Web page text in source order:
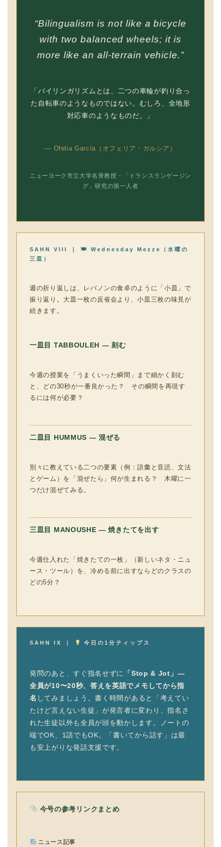
“Bilingualism is not like a bicycle
with two balanced wheels; it is
more like an all-terrain vehicle.”
「バイリンガリズムとは、二つの車輪が釣り合っ
た自転車のようなものではない。むしろ、全地形
対応車のようなものだ。」
— Ofelia García（オフェリア・ガルシア）
ニューヨーク市立大学名誉教授・「トランスランゲージン
グ」研究の第一人者
SAHN VIII ｜ 🍽 Wednesday Mezze（水曜の
三皿）
週の折り返しは、レバノンの食卓のように「小皿」で
振り返り。大皿一枚の反省会より、小皿三枚の味見が
続きます。
一皿目 TABBOULEH — 刻む
今週の授業を「うまくいった瞬間」まで細かく刻む
と、どの30秒が一番良かった？ その瞬間を再現す
るには何が必要？
二皿目 HUMMUS — 混ぜる
別々に教えている二つの要素（例：語彙と音読、文法
とゲーム）を「混ぜたら」何が生まれる？ 木曜に一
つだけ混ぜてみる。
三皿目 MANOUSHE — 焼きたてを出す
今週仕入れた「焼きたての一枚」（新しいネタ・ニュ
ース・ツール）を、冷める前に出すならどのクラスの
どの5分？
SAHN IX ｜ 今日の1分ティップス
発問のあと、すぐ指名せずに
「Stop & Jot」—
全員が10〜20秒、答えを英語でメモしてから指
名 してみましょう。書く時間があると「考えてい
たけど言えない生徒」が発言者に変わり、指名さ
れた生徒以外も全員が頭を動かします。ノートの
端でOK、1語でもOK。「書いてから話す」は最
も安上がりな発話支援です。
今号の参考リンクまとめ
ニュース記事